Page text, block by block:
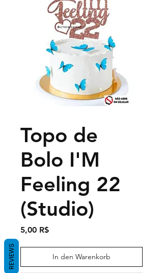
Topo de
Bolo I'M
Feeling 22
(Studio)
5,00 R$Preis
In den Warenkorb
REVIEWS